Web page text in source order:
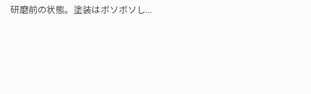
研磨前の状態。塗装はボソボソし...